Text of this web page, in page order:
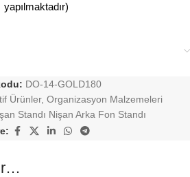
yapılmaktadır)
DO-14-GOLD180
Ürünler, Organizasyon Malzemeleri
Standı Nişan Arka Fon Standı